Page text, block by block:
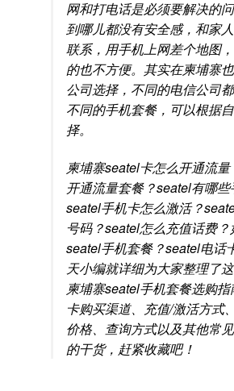
网和打电话是必须要解决的
到哪儿都没有安全感，和家
联系，用手机上网差个地图
的也不方便。其实在柬埔寨
公司选择，不同的电信公司
不同的手机套餐，可以根据
择。
柬埔寨seatel卡怎么开通流
开通流量套餐？seatel有哪些
seatel手机卡怎么激活？
号码？seatel怎么充值话费
seatel手机套餐？seatel电话
天小编就详细为大家整理了
柬埔寨seatel手机套餐选购
卡购买渠道、充值/激活方式
价格、查询方式以及其他常
的干货，赶紧收藏吧！